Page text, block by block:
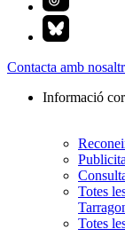
Contacta amb
Informació
Totes
Totes